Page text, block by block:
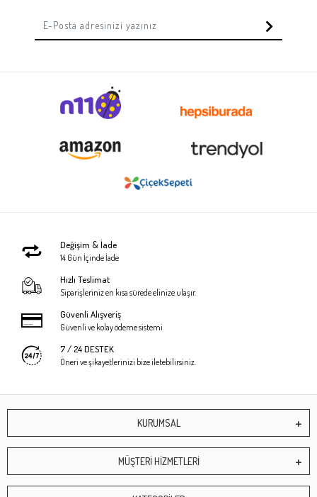
Değişim & İade
14 Gün İçinde İade
Hızlı Teslimat
Siparişleriniz en kısa sürede elinize ulaşır.
Güvenli Alışveriş
Güvenli ve kolay ödeme sistemi
7 / 24 DESTEK
Öneri ve şikayetlerinizi bize iletebilirsiniz.
KURUMSAL
MÜŞTERİ HİZMETLERİ